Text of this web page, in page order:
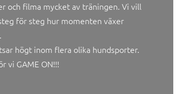
och filma mycket av träningen. Vi vill
för steg hur momenten växer
högt inom flera olika hundsporter.
vi GAME ON!!!